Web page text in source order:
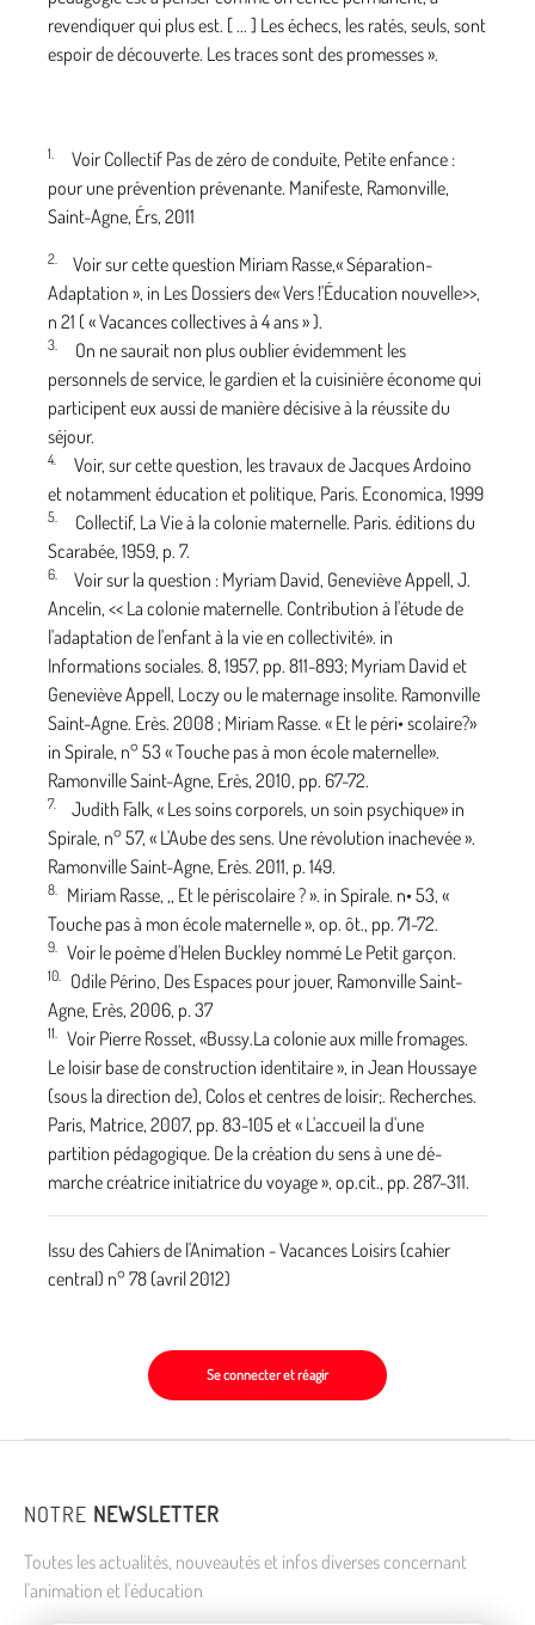
revendiquer qui plus est. [ ... ] Les échecs, les ratés, seuls, sont
espoir de découverte. Les traces sont des promesses ».
1.
Voir Collectif Pas de zéro de conduite, Petite enfance :
pour une prévention prévenante. Manifeste, Ramonville,
Saint-Agne, Érs, 2011
2.
Voir sur cette question Miriam Rasse,« Séparation-
Adaptation », in Les Dossiers de« Vers !'Éducation nouvelle>>,
n 21 ( « Vacances collectives à 4 ans » ).
3.
On ne saurait non plus oublier évidemment les
personnels de service, le gardien et la cuisinière économe qui
par­ticipent eux aussi de manière décisive à la réussite du
séjour.
4.
Voir, sur cette question, les travaux de Jacques Ardoino
et notamment éducation et politique, Paris. Economica, 1999
5.
Collectif, La Vie à la colonie maternelle. Paris. éditions du
Scarabée, 1959, p. 7.
6.
Voir sur la question : Myriam David, Geneviève Appell, J.
Ancelin, << La colonie maternelle. Contribution à l'étude de
l'adaptation de l'enfant à la vie en collectivité». in
Informations sociales. 8, 1957, pp. 811-893; Myriam David et
Geneviève Appell, Loczy ou le maternage insolite. Ramonville
Saint-Agne. Erès. 2008 ; Miriam Rasse. « Et le péri• scolaire?»
in Spirale, n° 53 « Touche pas à mon école maternelle».
Ramonville Saint-Agne, Erès, 2010, pp. 67-72.
7.
Judith Falk, « Les soins corporels, un soin psychique» in
Spirale, n° 57, « L'Aube des sens. Une révolution inache­vée ».
Ramonville Saint-Agne, Erès. 2011, p. 149.
8. Miriam Rasse, ,, Et le périscolaire ? ». in Spirale. n• 53, «
Touche pas à mon école maternelle », op. ôt., pp. 71-72.
9. Voir le poème d'Helen Buckley nommé Le Petit garçon.
10. Odile Périno, Des Espaces pour jouer, Ramonville Saint-
Agne, Erès, 2006, p. 37
11. Voir Pierre Rosset, «Bussy.La colonie aux mille fromages.
Le loisir base de construction identitaire », in Jean Hous­saye
(sous la direction de), Colos et centres de loisir;. Recherches.
Paris, Matrice, 2007, pp. 83-105 et « L'accueil la d'une
partition pédagogique. De la création du sens à une dé-
marche créatrice initiatrice du voyage », op.cit., pp. 287-311.
Issu des Cahiers de l'Animation - Vacances Loisirs (cahier
central) n° 78 (avril 2012)
Se connecter et réagir
NOTRE NEWSLETTER
Toutes les actualités, nouveautés et infos diverses concernant
l'animation et l'éducation